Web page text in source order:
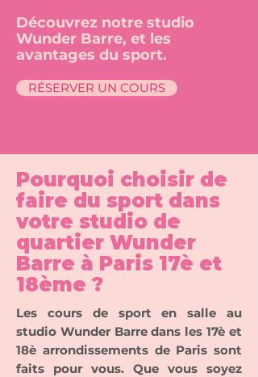
Découvrez notre studio
Wunder Barre, et les
avantages du sport.
RÉSERVER UN COURS
Pourquoi choisir de
faire du sport dans
votre studio de
quartier Wunder
Barre à Paris 17è et
18ème ?
Les cours de sport en salle au
studio Wunder Barre dans les 17è et
18è arrondissements de Paris sont
faits pour vous. Que vous soyez